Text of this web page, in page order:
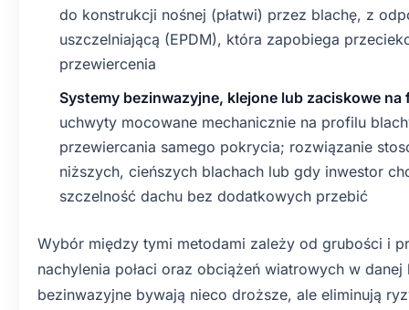
do konstrukcji nośnej (płatwi) przez blachę, z
uszczelniającą (EPDM), która zapobiega
przewiercenia
Systemy bezinwazyjne, klejone lub zaciskowe na
uchwyty mocowane mechanicznie na profilu
przewiercania samego pokrycia; rozwiązanie
niższych, cieńszych blachach lub gdy inwestor
szczelność dachu bez dodatkowych przebić
Wybór między tymi metodami zależy od grubości i
nachylenia połaci oraz obciążeń wiatrowych w
bezinwazyjne bywają nieco droższe, ale eliminują